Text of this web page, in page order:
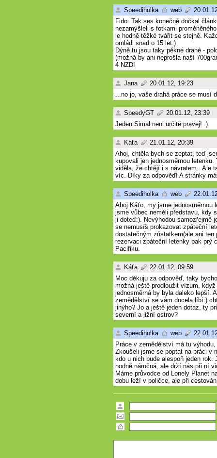
Speediholka web
Fido: Tak ses konečně dočkal
nezamýšleli s fotkami
je hodně těžké tvářit se stejně.
omládl snad o 15 let:)
Dýně tu jsou taky pěkné drahé -
(možná by ani neprošla naší
4 NZD!
Jana
20.01.12, 19:23
...no jo, vaše drahá práce se musí
SpeedyGT
20.01.12, 23:39
Jeden Simal neni určitě pravej! :)
Káťa
21.01.12, 20:39
Ahoj, chtěla bych se zeptat, teď
kupovali jen jednosměrnou
viděla, že chtějí i s návratem.. Ale
víc. Díky za odpověď! A stránky
Speediholka web
Ahoj Káťo, my jsme jednosměrnou
jsme vůbec neměli představu, kdy
ji doteď:). Nevýhodou samozřejmě
se nemusíš prokazovat zpáteční
dostatečným zůstatkem(ale ani ten
rezervaci zpáteční letenky pak prý
Pacifiku.
Káťa
22.01.12, 09:59
Moc děkuju za odpověď, taky
možná ještě prodloužit vízum,
jednosměrná by byla daleko lepší.
zemědělství se vám docela líbí:)
jinýho? Jo a ještě jeden dotaz, ty
severní a jižní ostrov?
Speediholka web
Práce v zemědělství má tu
Zkoušeli jsme se poptat na práci v
kdo u nich bude alespoň jeden
hodně náročná, ale drží nás při ní
Máme průvodce od Lonely Planet
dobu leží v poličce, ale při